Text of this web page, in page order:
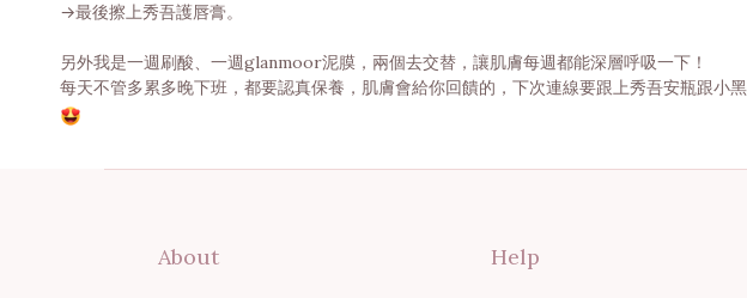
→最後擦上秀吾護唇膏。
另外我是一週刷酸、一週glanmoor泥膜，兩個去交替，讓肌膚每週都能深層呼吸一下！
每天不管多累多晚下班，都要認真保養，肌膚會給你回饋的，下次連線要跟上秀吾安瓶跟小
About Help